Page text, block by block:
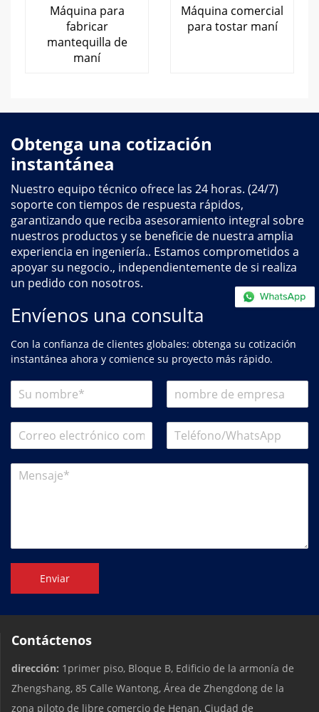
Máquina para
fabricar
mantequilla de
maní
Máquina comercial
para tostar maní
Obtenga una cotización
instantánea
Nuestro equipo técnico ofrece las 24 horas. (24/7)
soporte con tiempos de respuesta rápidos,
garantizando que reciba asesoramiento integral sobre
nuestros productos y se beneficie de nuestra amplia
experiencia en ingeniería.. Estamos comprometidos a
apoyar su negocio., independientemente de si realiza
un pedido con nosotros.
Envíenos una consulta
Con la confianza de clientes globales: obtenga su cotización
instantánea ahora y comience su proyecto más rápido.
Enviar
Contáctenos
dirección: 1primer piso, Bloque B, Edificio de la armonía de
Zhengshang, 85 Calle Wantong, Área de Zhengdong de la
zona piloto de libre comercio de Henan, Ciudad de